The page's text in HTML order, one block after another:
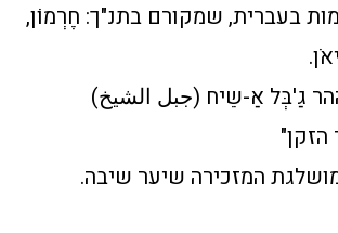
בעברית, שמקורם בתנ"ך: חֶרְמוֹן,
גַ'בְּל אַ-שֵיח (جبل الشيخ)
המזכירה שיער שיבה.